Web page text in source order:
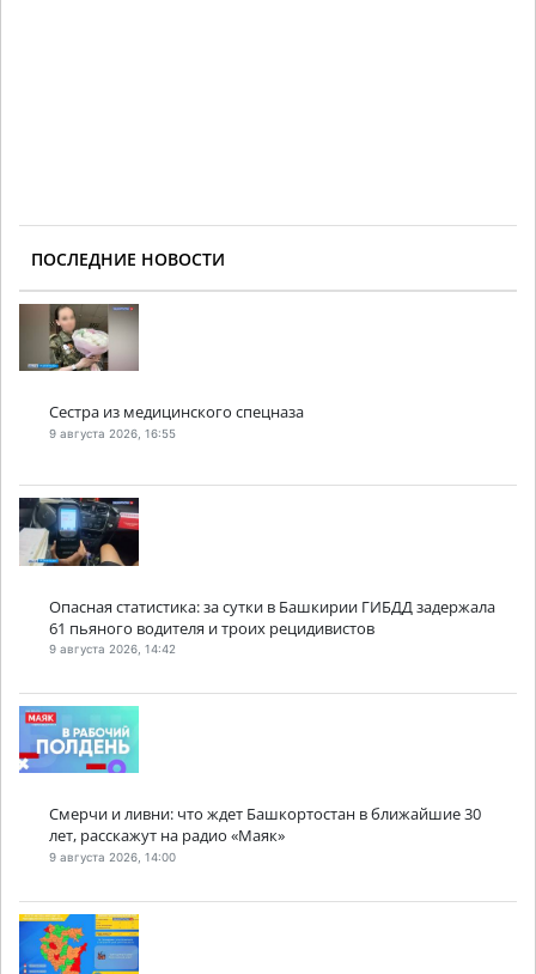
ПОСЛЕДНИЕ НОВОСТИ
Сестра из медицинского спецназа
9 августа 2026, 16:55
Опасная статистика: за сутки в Башкирии ГИБДД задержала
61 пьяного водителя и троих рецидивистов
9 августа 2026, 14:42
Смерчи и ливни: что ждет Башкортостан в ближайшие 30
лет, расскажут на радио «Маяк»
9 августа 2026, 14:00